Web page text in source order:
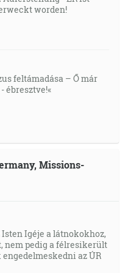
worden!
feltámadása – Ő már
ébresztve!«
Missions-
Isten Igéje a látnokokhoz,
nem pedig a félresikerült
az ÚR